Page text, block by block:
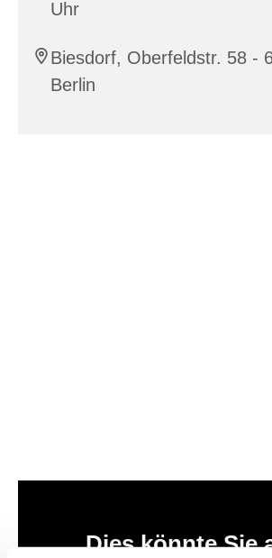
Uhr
Biesdorf, Oberfeldstr. 58 -
Berlin
Dies könnte Sie